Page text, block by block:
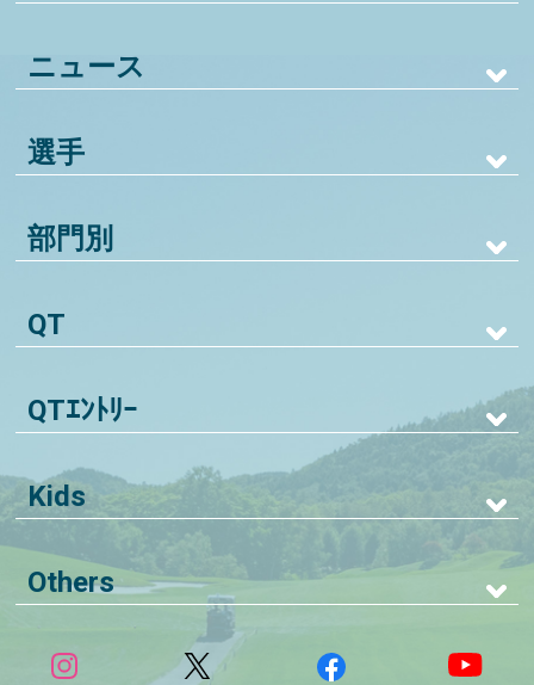
ニュース
選手
部門別
QT
QTｴﾝﾄﾘｰ
Kids
Others